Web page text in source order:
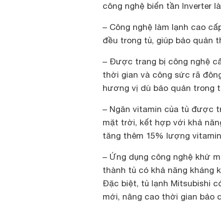
công nghệ biến tần Inverter
– Công nghệ làm lạnh cao
đều trong tủ, giúp bảo quản
– Được trang bị công nghệ
thời gian và công sức rã
hương vị dù bảo quản trong
– Ngăn vitamin của tủ được
mặt trời, kết hợp với khả
tăng thêm 15% lượng
– Ứng dụng công nghệ khử
thành tủ có khả năng kháng
Đặc biệt, tủ lạnh Mitsubishi
mới, nâng cao thời gian bảo